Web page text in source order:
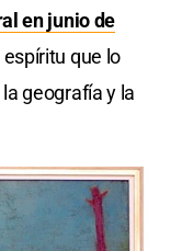
en junio de
que lo
geografía y la